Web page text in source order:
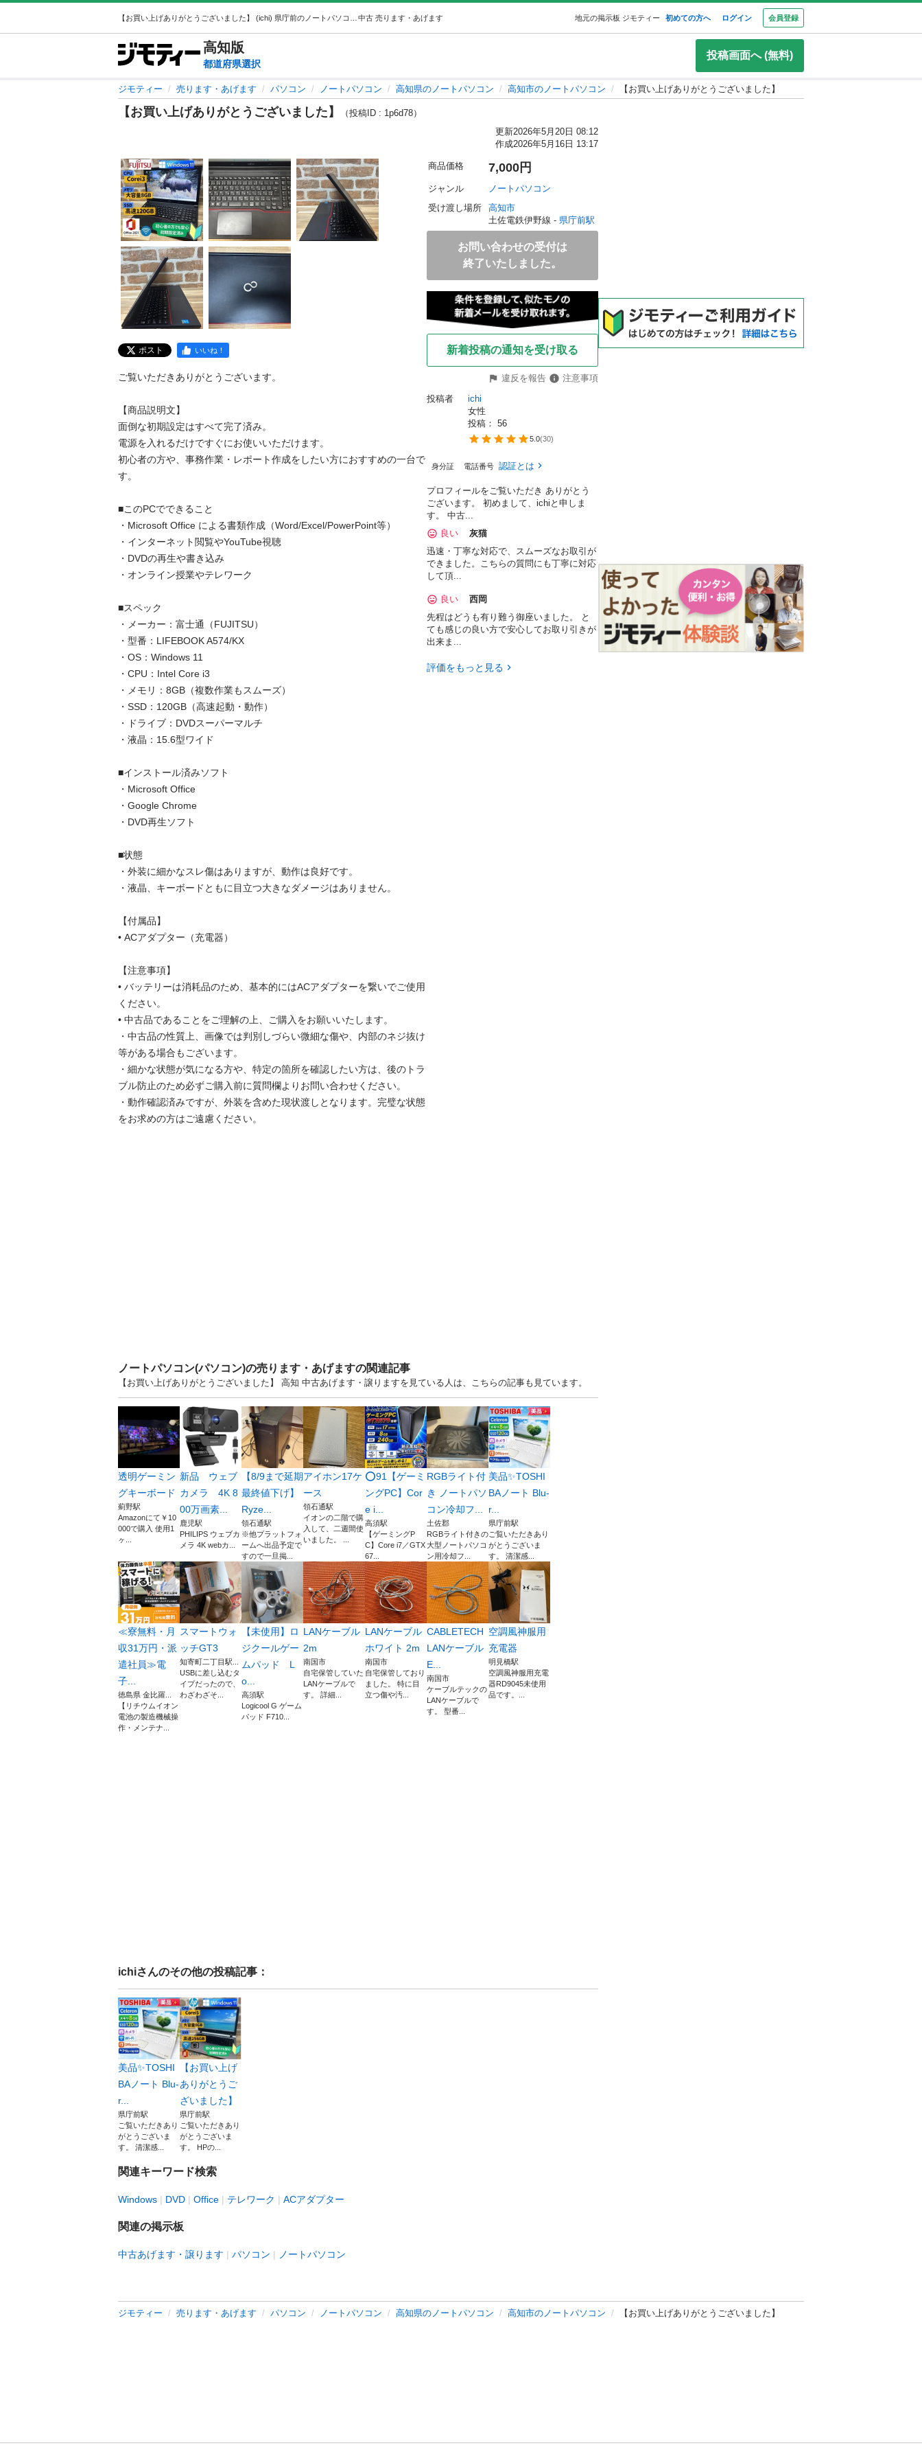
中古 売ります・あげます 地元の掲示板 ジモティー 初めての方へ ログイン 会員登録
高知版
都道府県選択
投稿画面へ (無料)
ジモティー 売ります・あげます パソコン ノートパソコン 高知県のノートパソコン 高知市のノートパソコン 【お買い上げありがとうございました】
【お買い上げありがとうございました】
（投稿ID : 1p6d78）
更新2026年5月20日 08:12
作成2026年5月16日 13:17
ポスト いいね！
ご覧いただきありがとうございます。
【商品説明文】
面倒な初期設定はすべて完了済み。
電源を入れるだけですぐにお使いいただけます。
初心者の方や、事務作業・レポート作成をしたい方におすすめの一台で
す。
■このPCでできること
・Microsoft Office による書類作成（Word/Excel/PowerPoint等）
・インターネット閲覧やYouTube視聴
・DVDの再生や書き込み
・オンライン授業やテレワーク
■スペック
・メーカー：富士通（FUJITSU）
・型番：LIFEBOOK A574/KX
・OS：Windows 11
・CPU：Intel Core i3
・メモリ：8GB（複数作業もスムーズ）
・SSD：120GB（高速起動・動作）
・ドライブ：DVDスーパーマルチ
・液晶：15.6型ワイド
■インストール済みソフト
・Microsoft Office
・Google Chrome
・DVD再生ソフト
■状態
・外装に細かなスレ傷はありますが、動作は良好です。
・液晶、キーボードともに目立つ大きなダメージはありません。
【付属品】
• ACアダプター（充電器）
【注意事項】
• バッテリーは消耗品のため、基本的にはACアダプターを繋いでご使用
ください。
• 中古品であることをご理解の上、ご購入をお願いいたします。
・中古品の性質上、画像では判別しづらい微細な傷や、内部のネジ抜け
等がある場合もございます。
・細かな状態が気になる方や、特定の箇所を確認したい方は、後のトラ
ブル防止のため必ずご購入前に質問欄よりお問い合わせください。
・動作確認済みですが、外装を含めた現状渡しとなります。完璧な状態
をお求めの方はご遠慮ください。
商品価格 7,000円
ジャンル
ノートパソコン
受け渡し場所
高知市
土佐電鉄伊野線 - 県庁前駅
お問い合わせの受付は
終了いたしました。
新着投稿の通知を受け取る
違反を報告
注意事項
投稿者
ichi
女性
投稿： 56
5.0(30)
身分証 電話番号 認証とは
プロフィールをご覧いただき ありがとう
ございます。 初めまして、ichiと申しま
す。 中古...
良い
灰猫
迅速・丁寧な対応で、スムーズなお取引が
できました。こちらの質問にも丁寧に対応
して頂...
良い
西岡
先程はどうも有り難う御座いました。 と
ても感じの良い方で安心してお取り引きが
出来ま...
評価をもっと見る
ノートパソコン(パソコン)の売ります・あげますの関連記事
【お買い上げありがとうございました】 高知 中古あげます・譲りますを見ている人は、こちらの記事も見ています。
透明ゲーミン
グキーボード
薊野駅
Amazonにて￥10
000で購入 使用1
ヶ...
新品 ウェブ
カメラ 4K 8
00万画素...
鹿児駅
PHILIPS ウェブカ
メラ 4K webカ...
【8/9まで延期
最終値下げ】
Ryze...
領石通駅
※他プラットフォ
ームへ出品予定で
すので一旦掲...
アイホン17ケ
ース
領石通駅
イオンの二階で購
入して、二週間使
いました。 ...
⭕️91【ゲーミ
ングPC】Cor
e i...
高須駅
【ゲーミングP
C】Core i7／GTX
67...
RGBライト付
き ノートパソ
コン冷却フ...
土佐郡
RGBライト付きの
大型ノートパソコ
ン用冷却フ...
美品✨TOSHI
BAノート Blu-
r...
県庁前駅
ご覧いただきあり
がとうございま
す。 清潔感...
≪寮無料・月
収31万円・派
遣社員≫電
子...
徳島県 金比羅...
【リチウムイオン
電池の製造機械操
作・メンテナ...
スマートウォ
ッチGT3
知寄町二丁目駅...
USBに差し込むタ
イプだったので、
わざわざそ...
【未使用】ロ
ジクールゲー
ムパッド L
o...
高須駅
Logicool G ゲーム
パッド F710...
LANケーブル
2m
南国市
自宅保管していた
LANケーブルで
す。 詳細...
LANケーブル
ホワイト 2m
南国市
自宅保管しており
ました。 特に目
立つ傷や汚...
CABLETECH
LANケーブル
E...
南国市
ケーブルテックの
LANケーブルで
す。 型番...
空調風神服用
充電器
明見橋駅
空調風神服用充電
器RD9045未使用
品です。...
ichiさんのその他の投稿記事：
美品✨TOSHI
BAノート Blu-
r...
県庁前駅
ご覧いただきあり
がとうございま
す。 清潔感...
【お買い上げ
ありがとうご
ざいました】
県庁前駅
ご覧いただきあり
がとうございま
す。 HPの...
関連キーワード検索
Windows DVD Office テレワーク ACアダプター
関連の掲示板
中古あげます・譲ります パソコン ノートパソコン
ジモティー 売ります・あげます パソコン ノートパソコン 高知県のノートパソコン 高知市のノートパソコン 【お買い上げありがとうございました】